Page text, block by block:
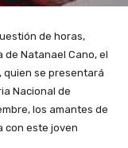
de horas,
de Natanael Cano, el
se presentará
Nacional de
los amantes de
con este joven